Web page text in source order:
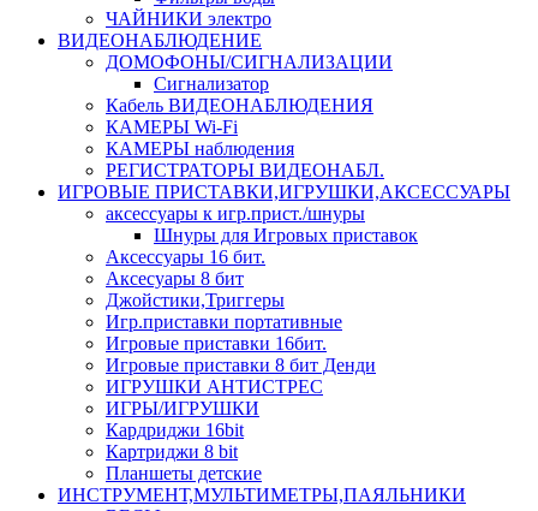
ЧАЙНИКИ электро
ВИДЕОНАБЛЮДЕНИЕ
ДОМОФОНЫ/СИГНАЛИЗАЦИИ
Сигнализатор
Кабель ВИДЕОНАБЛЮДЕНИЯ
КАМЕРЫ Wi-Fi
КАМЕРЫ наблюдения
РЕГИСТРАТОРЫ ВИДЕОНАБЛ.
ИГРОВЫЕ ПРИСТАВКИ,ИГРУШКИ,АКСЕССУАРЫ
аксесcуары к игр.прист./шнуры
Шнуры для Игровых приставок
Аксессуары 16 бит.
Аксесуары 8 бит
Джойстики,Триггеры
Игр.приставки портативные
Игровые приставки 16бит.
Игровые приставки 8 бит Денди
ИГРУШКИ АНТИСТРЕС
ИГРЫ/ИГРУШКИ
Кардриджи 16bit
Картриджи 8 bit
Планшеты детские
ИНСТРУМЕНТ,МУЛЬТИМЕТРЫ,ПАЯЛЬНИКИ